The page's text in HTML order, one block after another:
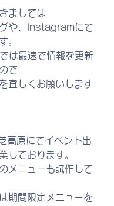
ましては
や、Instagramにて
。
は最速で情報を更新
で
宜しくお願いします
高原にてイベント出
しております。
メニューも試作して
期間限定メニューを